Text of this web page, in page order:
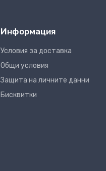
Информация
Условия за доставка
Общи условия
Защита на личните данни
Бисквитки